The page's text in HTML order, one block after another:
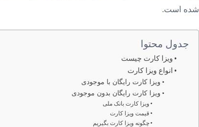
شده است.
جدول محتوا
ویزا کارت چیست
انواع ویزا کارت
ویزا کارت رایگان با موجودی
ویزا کارت رایگان بدون موجودی
ویزا کارت بانک ملی
قیمت ویزا کارت
چگونه ویزا کارت بگیریم